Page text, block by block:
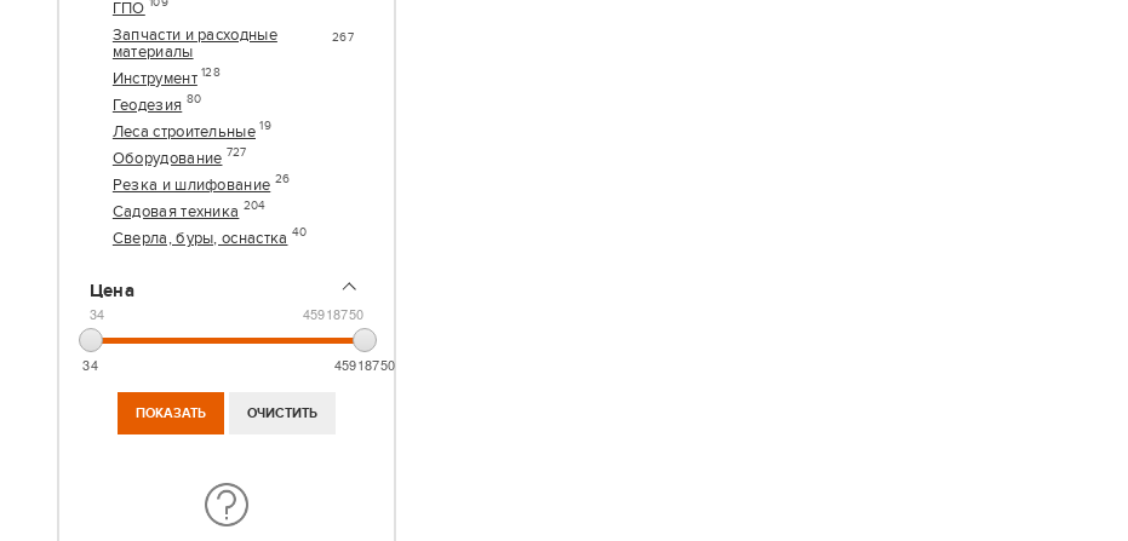
ГПО
Запчасти и расходные
материалы
267
Инструмент 128
Геодезия 80
Леса строительные 19
Оборудование 727
Резка и шлифование 26
Садовая техника 204
Сверла, буры, оснастка 40
Цена
34 45918750
34 45918750